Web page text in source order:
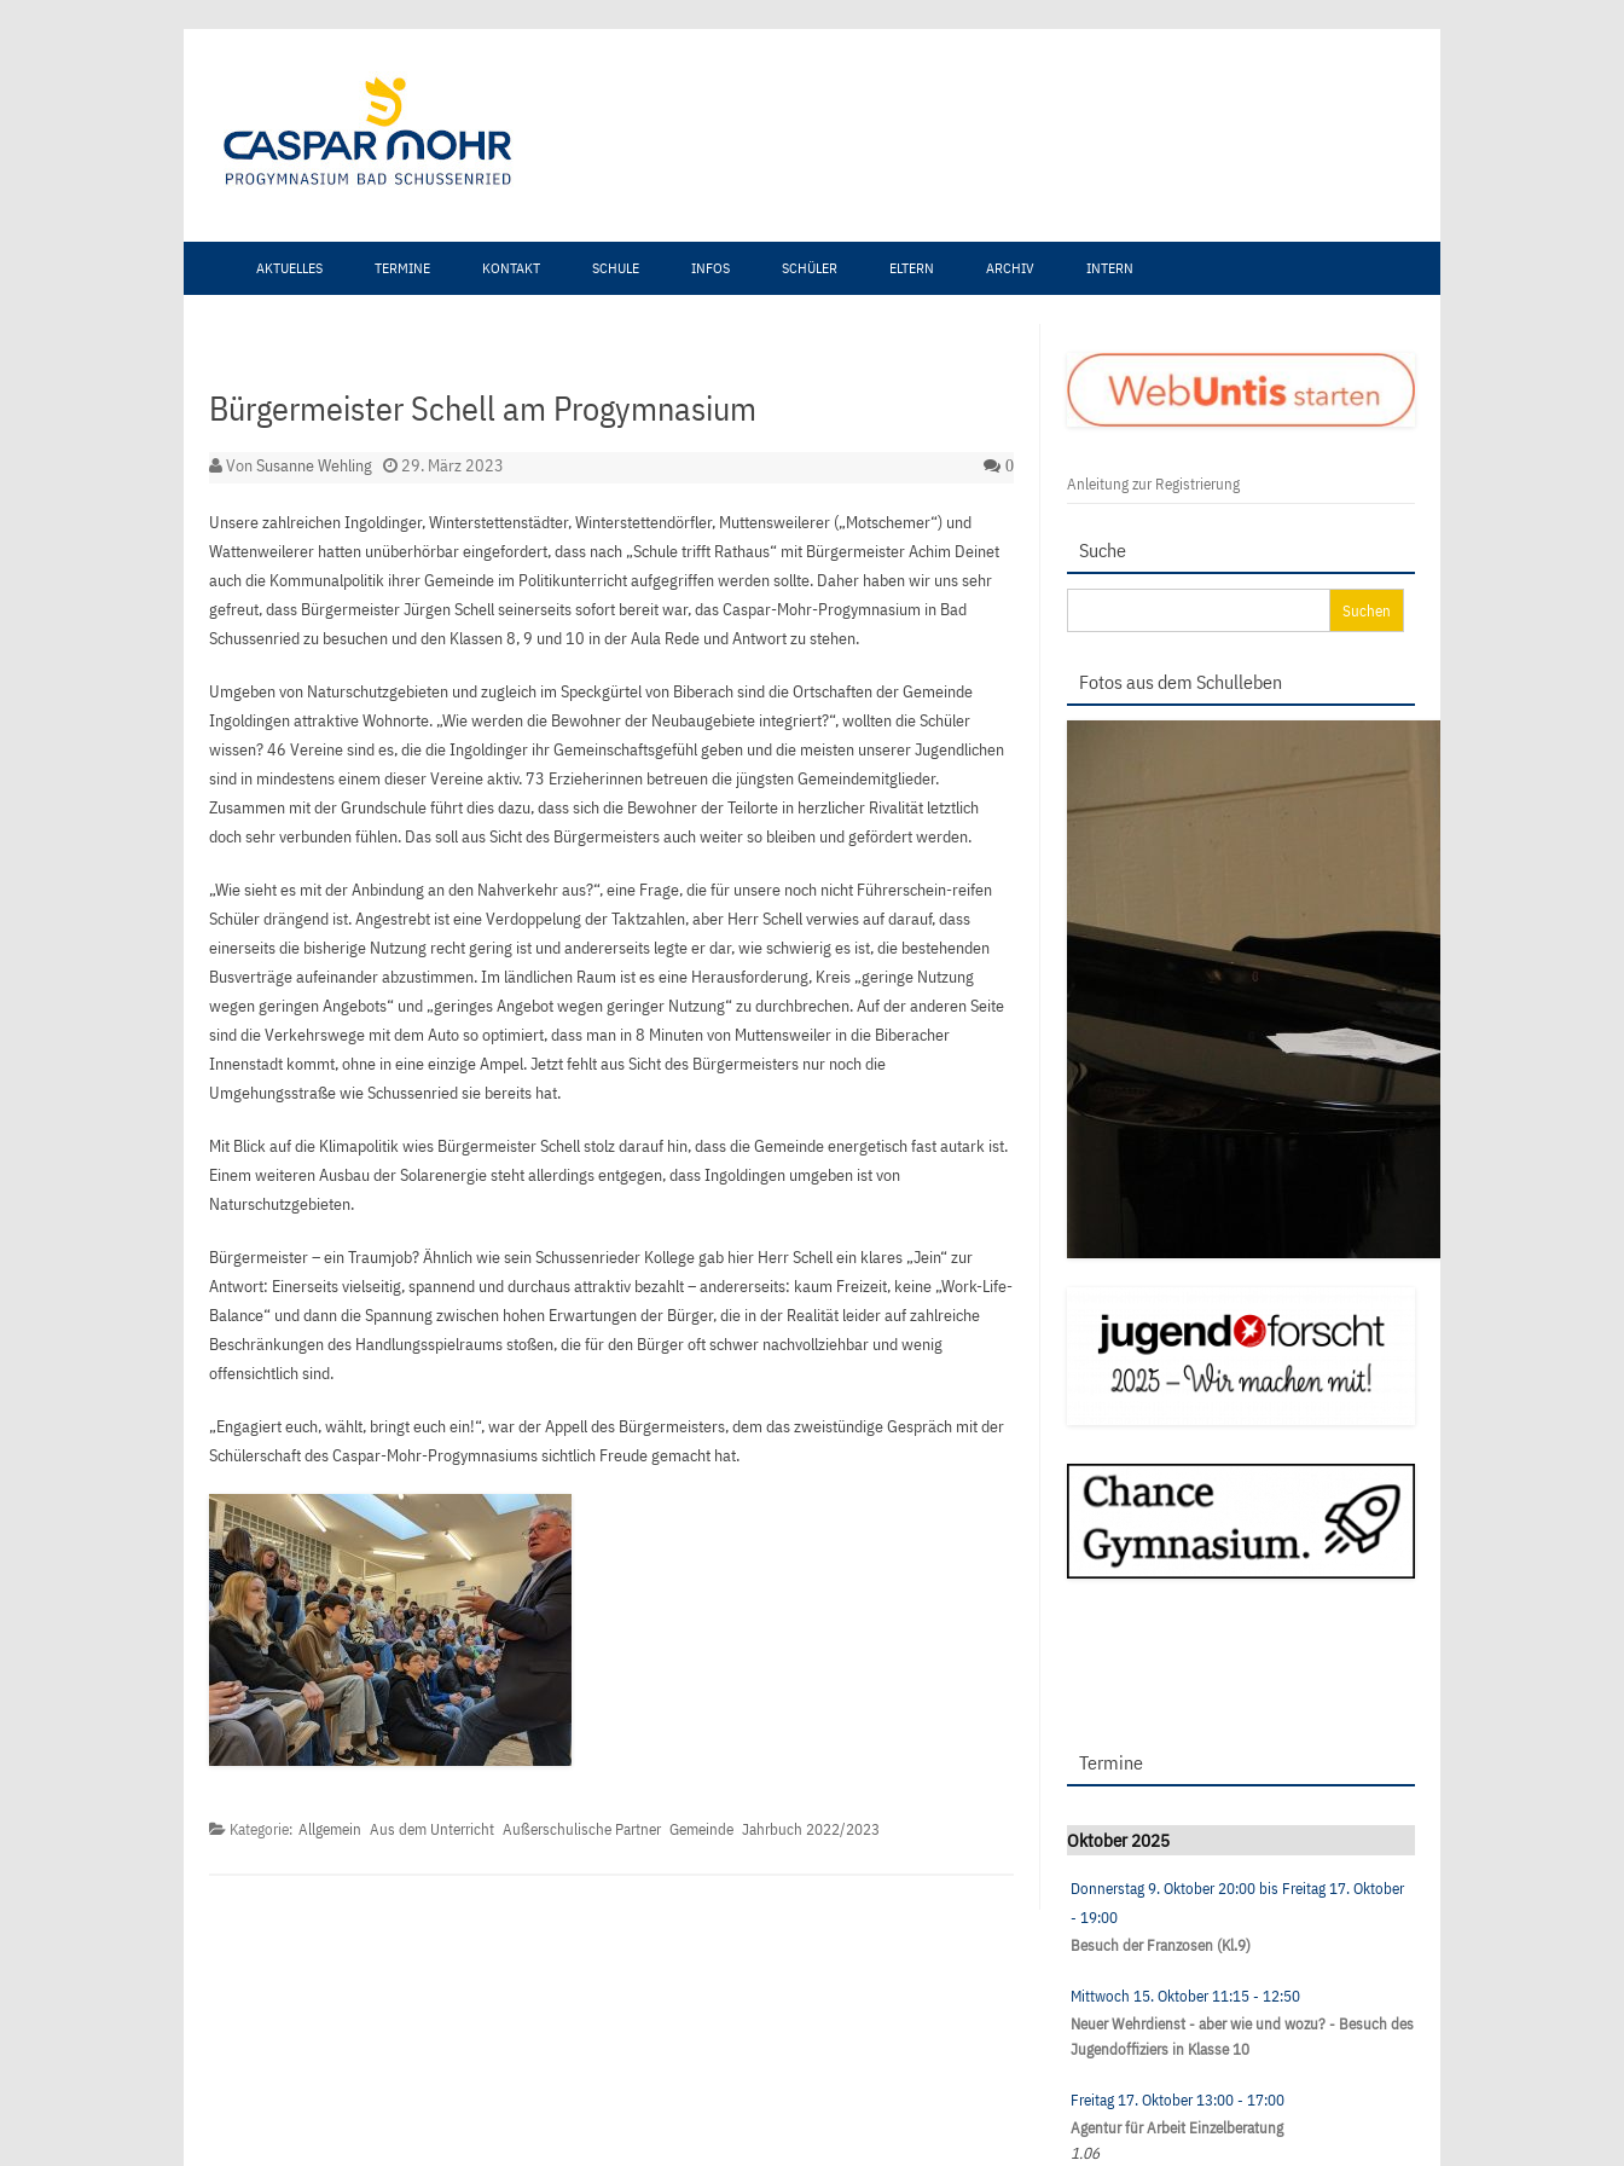
AKTUELLES TERMINE KONTAKT SCHULE INFOS SCHÜLER ELTERN ARCHIV INTERN
Bürgermeister Schell am Progymnasium
VonSusanne Wehling 29. März 2023 0
Unsere zahlreichen Ingoldinger, Winterstettenstädter, Winterstettendörfler, Muttensweilerer („Motschemer“) und
Wattenweilerer hatten unüberhörbar eingefordert, dass nach „Schule trifft Rathaus“ mit Bürgermeister Achim Deinet
auch die Kommunalpolitik ihrer Gemeinde im Politikunterricht aufgegriffen werden sollte. Daher haben wir uns sehr
gefreut, dass Bürgermeister Jürgen Schell seinerseits sofort bereit war, das Caspar-Mohr-Progymnasium in Bad
Schussenried zu besuchen und den Klassen 8, 9 und 10 in der Aula Rede und Antwort zu stehen.
Umgeben von Naturschutzgebieten und zugleich im Speckgürtel von Biberach sind die Ortschaften der Gemeinde
Ingoldingen attraktive Wohnorte. „Wie werden die Bewohner der Neubaugebiete integriert?“, wollten die Schüler
wissen? 46 Vereine sind es, die die Ingoldinger ihr Gemeinschaftsgefühl geben und die meisten unserer Jugendlichen
sind in mindestens einem dieser Vereine aktiv. 73 Erzieherinnen betreuen die jüngsten Gemeindemitglieder.
Zusammen mit der Grundschule führt dies dazu, dass sich die Bewohner der Teilorte in herzlicher Rivalität letztlich
doch sehr verbunden fühlen. Das soll aus Sicht des Bürgermeisters auch weiter so bleiben und gefördert werden.
„Wie sieht es mit der Anbindung an den Nahverkehr aus?“, eine Frage, die für unsere noch nicht Führerschein-reifen
Schüler drängend ist. Angestrebt ist eine Verdoppelung der Taktzahlen, aber Herr Schell verwies auf darauf, dass
einerseits die bisherige Nutzung recht gering ist und andererseits legte er dar, wie schwierig es ist, die bestehenden
Busverträge aufeinander abzustimmen. Im ländlichen Raum ist es eine Herausforderung, Kreis „geringe Nutzung
wegen geringen Angebots“ und „geringes Angebot wegen geringer Nutzung“ zu durchbrechen. Auf der anderen Seite
sind die Verkehrswege mit dem Auto so optimiert, dass man in 8 Minuten von Muttensweiler in die Biberacher
Innenstadt kommt, ohne in eine einzige Ampel. Jetzt fehlt aus Sicht des Bürgermeisters nur noch die
Umgehungsstraße wie Schussenried sie bereits hat.
Mit Blick auf die Klimapolitik wies Bürgermeister Schell stolz darauf hin, dass die Gemeinde energetisch fast autark ist.
Einem weiteren Ausbau der Solarenergie steht allerdings entgegen, dass Ingoldingen umgeben ist von
Naturschutzgebieten.
Bürgermeister – ein Traumjob? Ähnlich wie sein Schussenrieder Kollege gab hier Herr Schell ein klares „Jein“ zur
Antwort: Einerseits vielseitig, spannend und durchaus attraktiv bezahlt – andererseits: kaum Freizeit, keine „Work-Life-
Balance“ und dann die Spannung zwischen hohen Erwartungen der Bürger, die in der Realität leider auf zahlreiche
Beschränkungen des Handlungsspielraums stoßen, die für den Bürger oft schwer nachvollziehbar und wenig
offensichtlich sind.
„Engagiert euch, wählt, bringt euch ein!“, war der Appell des Bürgermeisters, dem das zweistündige Gespräch mit der
Schülerschaft des Caspar-Mohr-Progymnasiums sichtlich Freude gemacht hat.
Kategorie: Allgemein Aus dem Unterricht Außerschulische Partner Gemeinde Jahrbuch 2022/2023
Anleitung zur Registrierung
Suche
nach:
Fotos aus dem Schulleben
Termine
Oktober 2025
Donnerstag 9. Oktober20:00 bis Freitag 17. Oktober
- 19:00
Besuch der Franzosen (Kl.9)
Mittwoch 15. Oktober11:15- 12:50
Neuer Wehrdienst - aber wie und wozu? - Besuch des
Jugendoffiziers in Klasse 10
Freitag 17. Oktober13:00- 17:00
Agentur für Arbeit Einzelberatung
1.06